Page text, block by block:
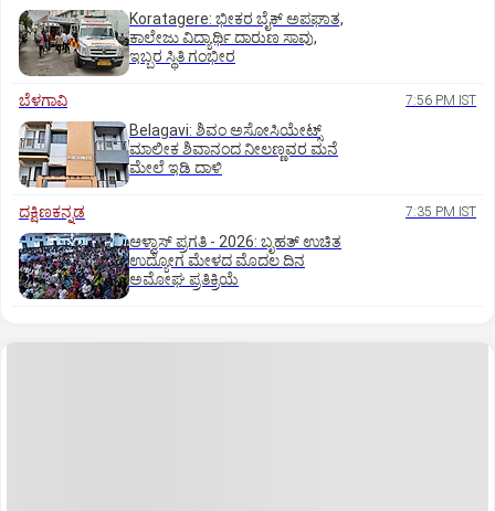
Koratagere: ಭೀಕರ ಬೈಕ್ ಅಪಘಾತ,
ಕಾಲೇಜು ವಿದ್ಯಾರ್ಥಿ ದಾರುಣ ಸಾವು,
ಇಬ್ಬರ ಸ್ಥಿತಿ ಗಂಭೀರ
ಬೆಳಗಾವಿ 7:56 PM IST
Belagavi: ಶಿವಂ ಅಸೋಸಿಯೇಟ್ಸ್
ಮಾಲೀಕ ಶಿವಾನಂದ ನೀಲಣ್ಣವರ ಮನೆ
ಮೇಲೆ ಇಡಿ‌ ದಾಳಿ
ದಕ್ಷಿಣಕನ್ನಡ 7:35 PM IST
ಆಳ್ವಾಸ್‌ ಪ್ರಗತಿ - 2026: ಬೃಹತ್ ಉಚಿತ
ಉದ್ಯೋಗ ಮೇಳದ ಮೊದಲ ದಿನ
ಅಮೋಘ ಪ್ರತಿಕ್ರಿಯೆ